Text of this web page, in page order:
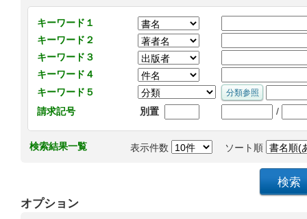
キーワード１
キーワード２
キーワード３
キーワード４
キーワード５
請求記号
別置 /
検索結果一覧 表示件数 ソート順
オプション